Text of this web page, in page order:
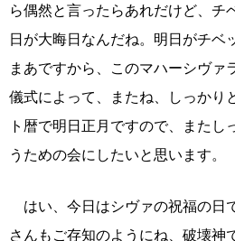
ら偶然と言ったらあれだけど、チ
日が大晦日なんだね。明日がチベ
まあですから、このマハーシヴァ
儀式によって、またね、しっかり
ト暦で明日正月ですので、またし
うための会にしたいと思います。
はい、今日はシヴァの祝福の日
さんもご存知のようにね、破壊神